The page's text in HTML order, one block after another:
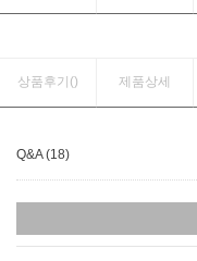
상품후기() 제품상세
Q&A (18)